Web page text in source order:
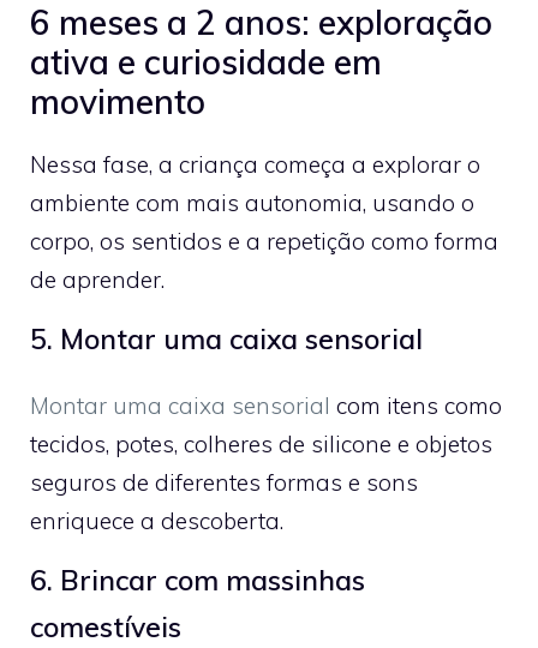
6 meses a 2 anos: exploração
ativa e curiosidade em
movimento
Nessa fase, a criança começa a explorar o
ambiente com mais autonomia, usando o
corpo, os sentidos e a repetição como forma
de aprender.
5. Montar uma caixa sensorial
Montar uma caixa sensorial com itens como
tecidos, potes, colheres de silicone e objetos
seguros de diferentes formas e sons
enriquece a descoberta.
6. Brincar com massinhas
comestíveis